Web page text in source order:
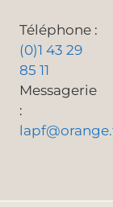
Téléphone :
(0)1 43 29
85 11
Messagerie
: